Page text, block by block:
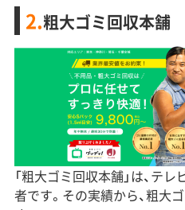
2.粗大ゴミ回収本舗
「粗大ゴミ回収本舗」は、テ
者です。その実績から、粗大